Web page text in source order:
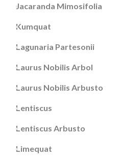
Jacaranda Mimosifolia
Kumquat
Lagunaria Partesonii
Laurus Nobilis Arbol
Laurus Nobilis Arbusto
Lentiscus
Lentiscus Arbusto
Limequat